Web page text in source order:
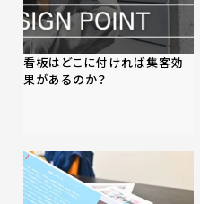
看板はどこに付ければ集客効
果があるのか？